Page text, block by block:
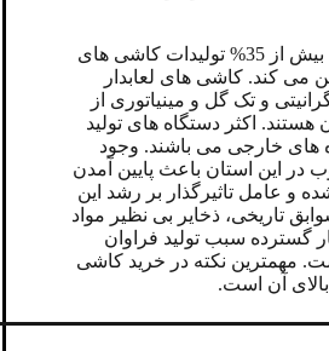
در حال حاضر استان یزد بیش از 35% تولیدات کاشی های
می کند. کاشی های لعابدار
و تک گل و مینیاتوری از
اکثر دستگاه های تولید
های خارجی می باشند. وجود
این استان باعث پایین آمدن
و عامل تاثیرگذار بر رشد این
تاریخی، ذخایر بی نظیر مواد
گسترده سبب تولید فراوان
مهمترین نکته در خرید کاشی
آن است.